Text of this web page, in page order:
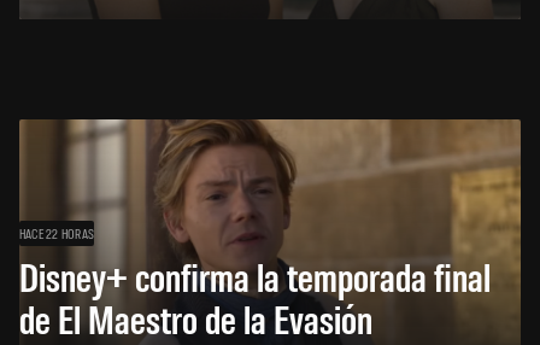
HACE 22 HORAS
Disney+ confirma la temporada final
de El Maestro de la Evasión